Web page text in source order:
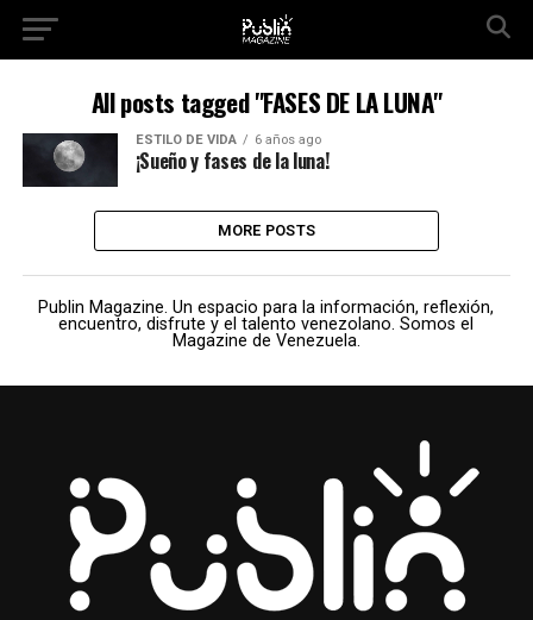
All posts tagged "FASES DE LA LUNA"
ESTILO DE VIDA 6 años ago
¡Sueño y fases de la luna!
MORE POSTS
Publin Magazine. Un espacio para la información, reflexión,
encuentro, disfrute y el talento venezolano. Somos el
Magazine de Venezuela.